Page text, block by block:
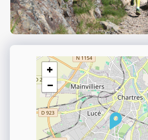
+
−